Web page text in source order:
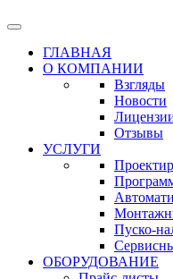
ГЛАВНАЯ
О КОМПАНИИ
Взгляды
Новости
Отзывы
УСЛУГИ
Пуско-
ОБОРУДОВАНИЕ